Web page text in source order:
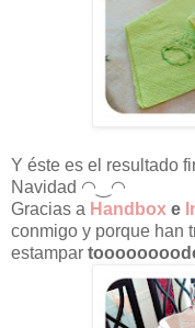
Y éste es el resultado
Navidad ◠‿◠
Gracias a Handbox e
conmigo y porque han
estampar